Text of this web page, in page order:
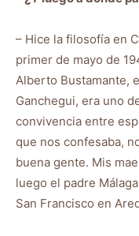
– Hice la filosofía en
primer de mayo de
Alberto Bustamante,
Ganchegui, era uno
convivencia entre
que nos confesaba,
buena gente. Mis
luego el padre
San Francisco en